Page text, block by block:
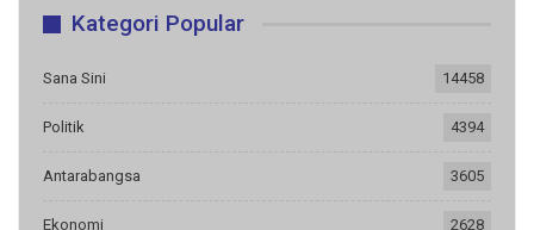
Kategori Popular
Sana Sini 14458
Politik 4394
Antarabangsa 3605
Ekonomi 2628